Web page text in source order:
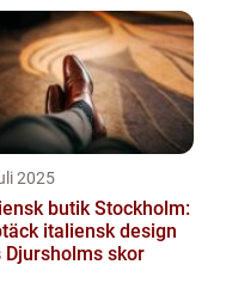
2025
butik Stockholm:
italiensk design
Djursholms skor